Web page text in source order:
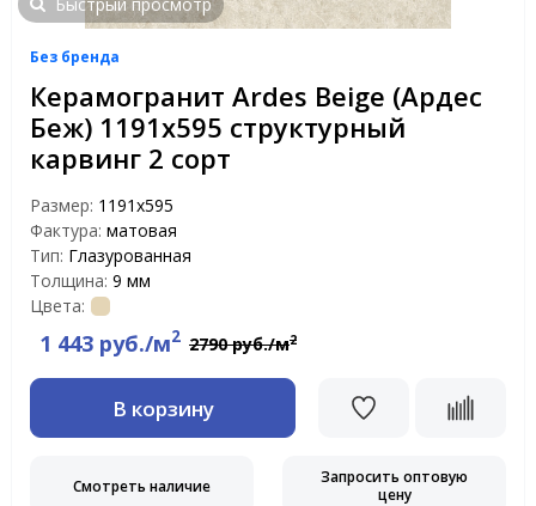
Без бренда
Керамогранит Ardes Beige (Ардес
Беж) 1191х595 структурный
карвинг 2 сорт
Размер: 1191x595
Фактура: матовая
Тип: Глазурованная
Толщина: 9 мм
Цвета:
1 443 руб./м2 2790 руб./м2
В корзину
Смотреть наличие
Запросить оптовую
цену